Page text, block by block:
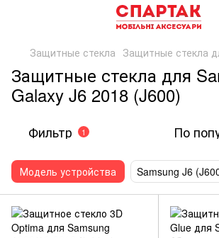
Защитные стекла Защитные стекла
Защитные стекла для
Galaxy J6 2018 (J600)
Фильтр 1 По
Модель устройства Samsung J6